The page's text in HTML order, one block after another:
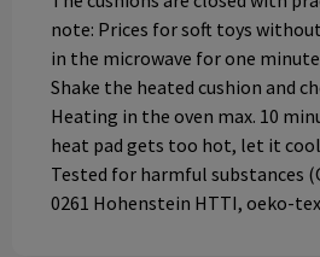
note: Prices for soft toys
in the microwave for one
Shake the heated cushion and
Heating in the oven max. 10
heat pad gets too hot, let it
Tested for harmful substances
0261 Hohenstein HTTI, oeko-